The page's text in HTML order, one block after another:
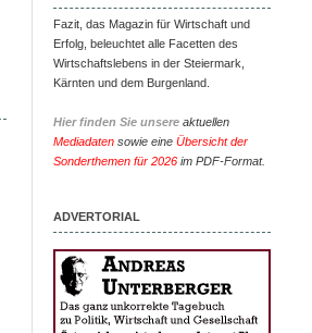
Fazit, das Magazin für Wirtschaft und
Erfolg, beleuchtet alle Facetten des
Wirtschaftslebens in der Steiermark,
Kärnten und dem Burgenland.
Hier finden Sie unsere aktuellen
Mediadaten sowie eine Übersicht der
Sonderthemen für 2026 im PDF-Format.
ADVERTORIAL